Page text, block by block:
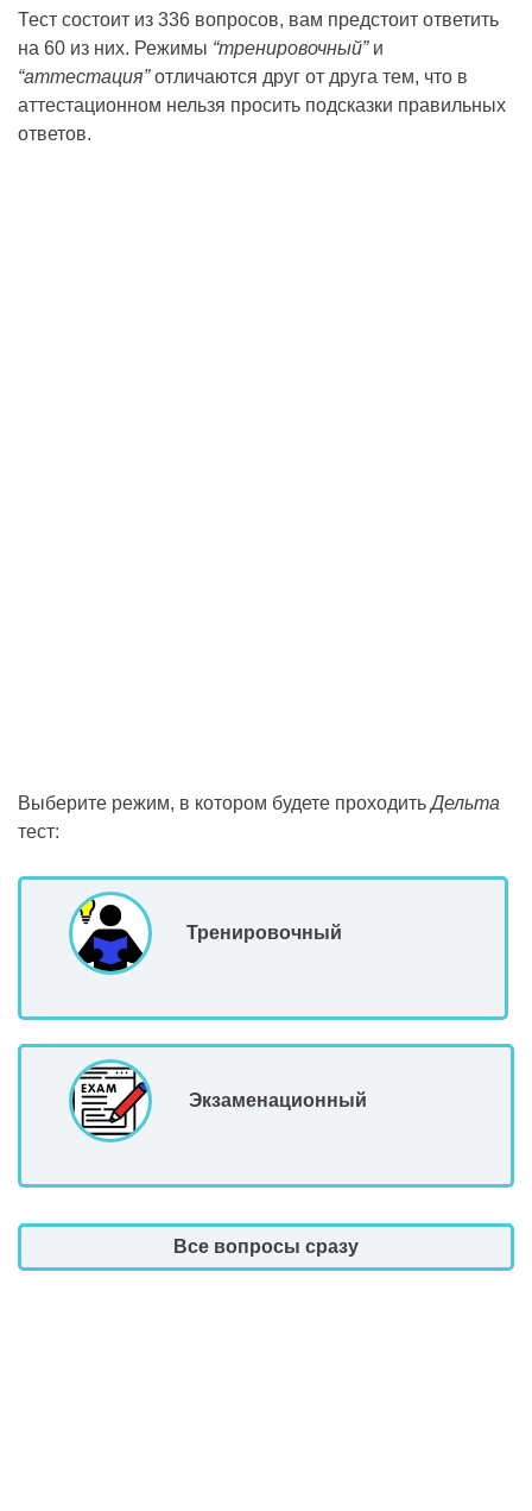
Тест состоит из 336 вопросов, вам предстоит ответить
на 60 из них. Режимы “тренировочный”и
“аттестация”отличаются друг от друга тем, что в
аттестационном нельзя просить подсказки правильных
ответов.
Выберите режим, в котором будете проходитьДельта
тест:
Тренировочный
Экзаменационный
Все вопросы сразу